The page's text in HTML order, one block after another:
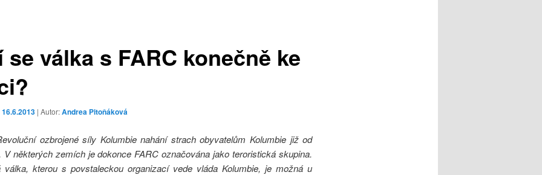
se válka s FARC konečně ke
16.6.2013 | Autor:Andrea Pitoňáková
ozbrojené síly Kolumbie nahání strach obyvatelům Kolumbie již od
V některých zemích je dokonce FARC označována jako teroristická skupina.
válka, kterou s povstaleckou organizací vede vláda Kolumbie, je možná u